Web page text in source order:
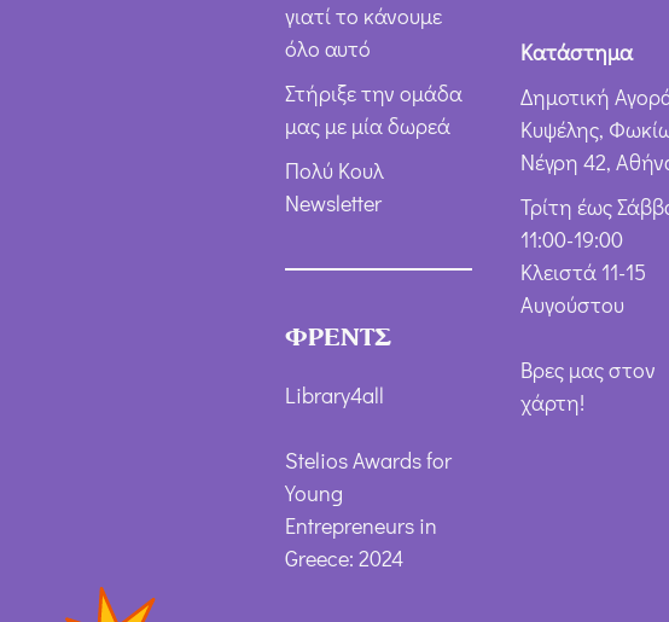
γιατί το κάνουμε
όλο αυτό
Στήριξε την ομάδα
μας με μία δωρεά
Πολύ Κουλ
Newsletter
ΦΡΕΝΤΣ
Library4all
Stelios Awards for
Young
Entrepreneurs in
Greece: 2024
Κατάστημα
Δημοτική
Κυψέλης,
Νέγρη 42,
Τρίτη έως
11:00-19:00
Κλειστά 11-15
Αυγούστου
Βρες μας στον
χάρτη!